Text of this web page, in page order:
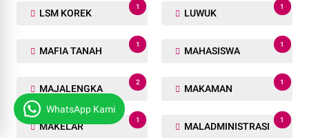
LSM KOREK
1
LUWUK
1
MAFIA TANAH
1
MAHASISWA
1
MAJALENGKA
2
MAKAMAN
1
MAKELAR
1
MALADMINISTRASI
1
WhatsApp Kami